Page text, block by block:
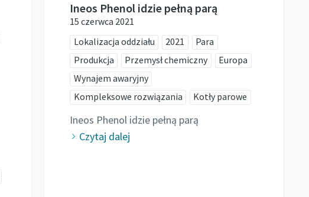
Ineos Phenol idzie pełną parą
15 czerwca 2021
Lokalizacja oddziału
2021
Para
Produkcja
Przemysł chemiczny
Europa
Wynajem awaryjny
Kompleksowe rozwiązania
Kotły parowe
Ineos Phenol idzie pełną parą
Czytaj dalej